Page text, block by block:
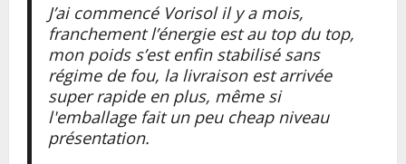
J’ai commencé Vorisol il y a mois,
franchement l’énergie est au top du top,
mon poids s’est enfin stabilisé sans
régime de fou, la livraison est arrivée
super rapide en plus, même si
l'emballage fait un peu cheap niveau
présentation.